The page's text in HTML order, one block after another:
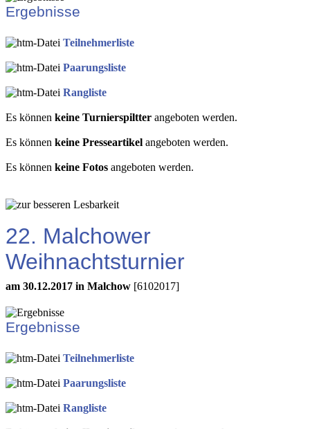
Ergebnisse
Teilnehmerliste
Paarungsliste
Rangliste
Es können keine Turnierspiltter angeboten werden.
Es können keine Presseartikel angeboten werden.
Es können keine Fotos angeboten werden.
22. Malchower
Weihnachtsturnier
am 30.12.2017 in Malchow [6102017]
Ergebnisse
Teilnehmerliste
Paarungsliste
Rangliste